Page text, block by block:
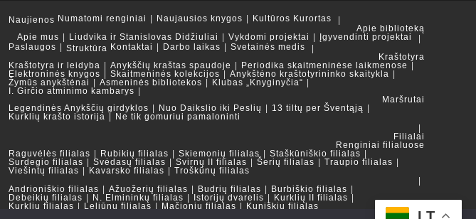
Naujienos Numatomi renginiai Naujausios knygos
Kultūros Kurortas
Apie biblioteką
Apie mus
Liudvika ir Stanislovas Didžiuliai Vykdomi projektai
Įgyvendinti projektai
Paslaugos
Struktūra Kontaktai Darbo laikas
Svetainės medis
Kraštotyra
Kraštotyra ir leidyba
Anykščių kraštas spaudoje
Periodika skaitmeninėse laikmenose
Elektroninės knygos
Skaitmeninės kolekcijos
Anykštėno kraštotyrininko skaitykla
Žymūs anykštėnai
Asmeninės bibliotekos
Klubas „Knyginyčia“
I. Girčio atminimo kambarys
Maršrutai
Legendinės Anykščių girdyklos
Nuo Daikslio iki Peslių
13 tiltų per Šventąją
Kurklių krašto istorija
Ne tik gomuriui pamaloninti
Filialai
Renginiai filialuose
Raguvėlės filialas
Rubikių filialas Skiemonių filialas
Staškūniškio filialas
Surdegio filialas
Svėdasų filialas Svirnų II filialas Šerių filialas
Traupio filialas
Viešintų filialas
Kavarsko filialas
Troškūnų filialas
Andrioniškio filialas
Ažuožerių filialas Budrių filialas
Burbiškio filialas
Debeikių filialas
N. Elmininkų filialas Istorijų dvarelis
Kurklių II filialas
Kurklių filialas
Leliūnų filialas Mačionių filialas Kuniškių filialas